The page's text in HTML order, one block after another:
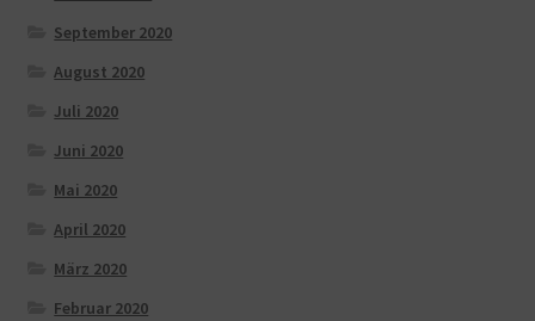
September 2020
August 2020
Juli 2020
Juni 2020
Mai 2020
April 2020
März 2020
Februar 2020